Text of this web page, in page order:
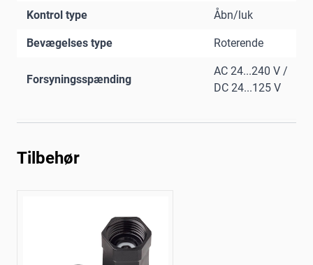
Kontrol type Åbn/luk
Bevægelses type Roterende
Forsyningsspænding
AC 24...240 V /
DC 24...125 V
Tilbehør